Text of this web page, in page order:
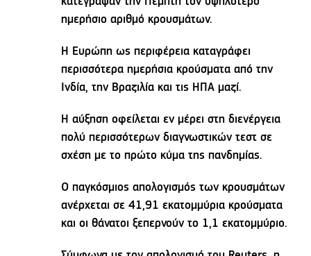
ημερήσιο αριθμό κρουσμάτων.
Η Ευρώπη ως περιφέρεια καταγράφει
περισσότερα ημερήσια κρούσματα από την
Ινδία, την Βραζιλία και τις ΗΠΑ μαζί.
Η αύξηση οφείλεται εν μέρει στη διενέργεια
πολύ περισσότερων διαγνωστικών τεστ σε
σχέση με το πρώτο κύμα της πανδημίας.
Ο παγκόσμιος απολογισμός των κρουσμάτων
ανέρχεται σε 41,91 εκατομμύρια κρούσματα
και οι θάνατοι ξεπερνούν το 1,1 εκατομμύριο.